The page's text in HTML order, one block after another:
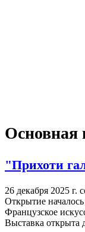
Основная
"Прихоти
26 декабря 2025 г.
Открытие
Французское
Выставка открыта